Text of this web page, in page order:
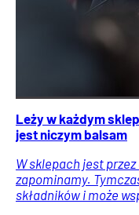
Leży w każdym
jest niczym balsam
W sklepach jest
zapominamy.
składników i może